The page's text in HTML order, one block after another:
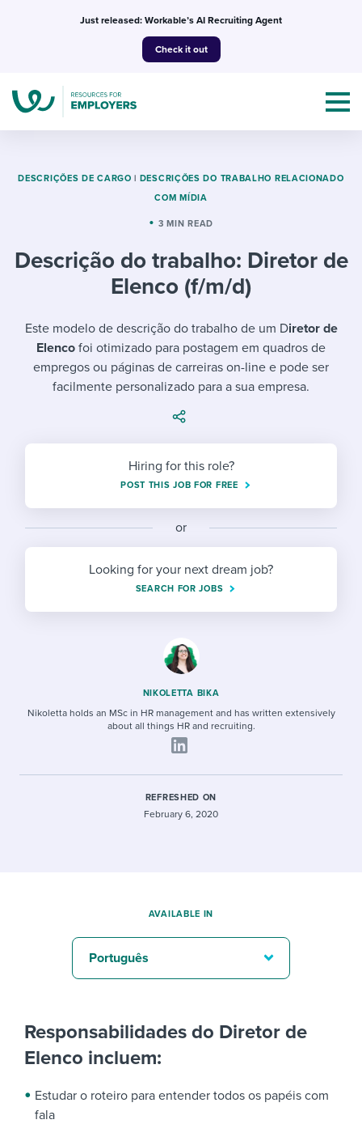
Just released: Workable’s AI Recruiting Agent
Check it out
Topics
Mobilizing AI in my work
Evaluating candidates
Working together with others
Maintaining hiring pipelines
Developing & retaining people
Ensuring compliance
Finding and attracting people
Establishing an employer brand
Candidate/employee experiences
Templates & Guides
I WANT...
Job description templates
Policy templates
Onboarding checklists
Step-by-step tutorials
Free ebooks & reports
HR terms
I’m a jobseeker
I WANT TO LEARN ABOUT...
Pay & benefits
Career development
Modern working life
Overall career resources
Attend webinars & events
Workable customer stories
Explore Workable
Request a demo
Start a free trial
DESCRIÇÕES DE CARGO | DESCRIÇÕES DO TRABALHO RELACIONADO
COM MÍDIA
3 MIN READ
Descrição do trabalho: Diretor de
Elenco (f/m/d)
Este modelo de descrição do trabalho de um Diretor de
Elenco foi otimizado para postagem em quadros de
empregos ou páginas de carreiras on-line e pode ser
facilmente personalizado para a sua empresa.
Hiring for this role?
POST THIS JOB FOR FREE
or
Looking for your next dream job?
SEARCH FOR JOBS
NIKOLETTA BIKA
Nikoletta holds an MSc in HR management and has written extensively
about all things HR and recruiting.
REFRESHED ON
February 6, 2020
Responsabilidades do Diretor de
Elenco incluem:
Estudar o roteiro para entender todos os papéis com
fala
AVAILABLE IN
Português